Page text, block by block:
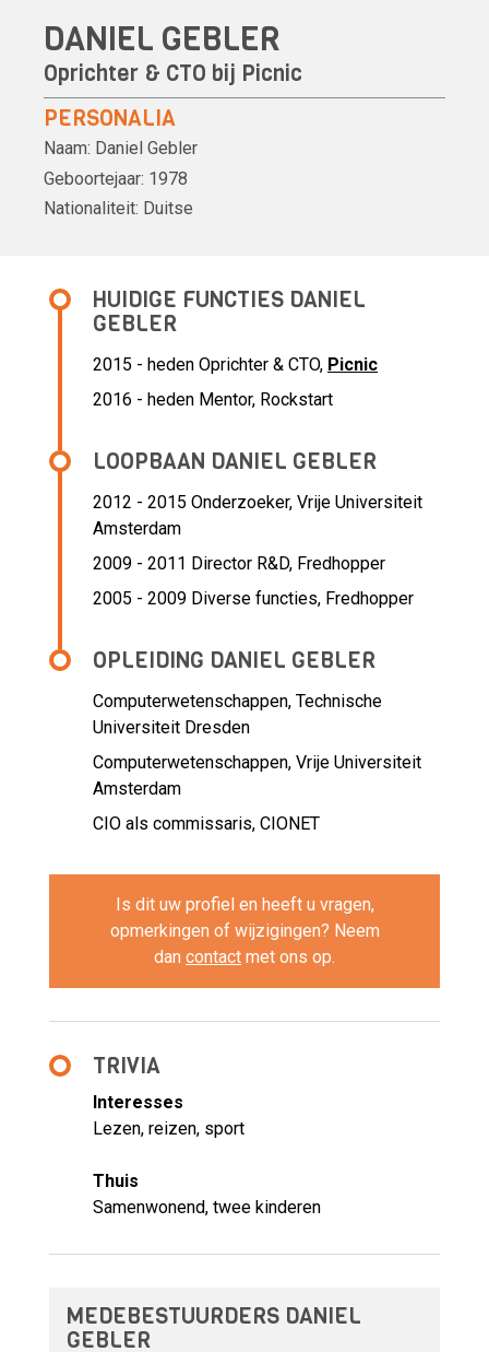
DANIEL GEBLER
Oprichter & CTO bij Picnic
PERSONALIA
Naam: Daniel Gebler
Geboortejaar: 1978
Nationaliteit: Duitse
HUIDIGE FUNCTIES DANIEL
GEBLER
2015 - heden Oprichter & CTO, Picnic
2016 - heden Mentor, Rockstart
LOOPBAAN DANIEL GEBLER
2012 - 2015 Onderzoeker, Vrije Universiteit
Amsterdam
2009 - 2011 Director R&D, Fredhopper
2005 - 2009 Diverse functies, Fredhopper
OPLEIDING DANIEL GEBLER
Computerwetenschappen, Technische
Universiteit Dresden
Computerwetenschappen, Vrije Universiteit
Amsterdam
CIO als commissaris, CIONET
Is dit uw profiel en heeft u vragen,
opmerkingen of wijzigingen? Neem
dan contact met ons op.
TRIVIA
Interesses
Lezen, reizen, sport
Thuis
Samenwonend, twee kinderen
MEDEBESTUURDERS DANIEL
GEBLER